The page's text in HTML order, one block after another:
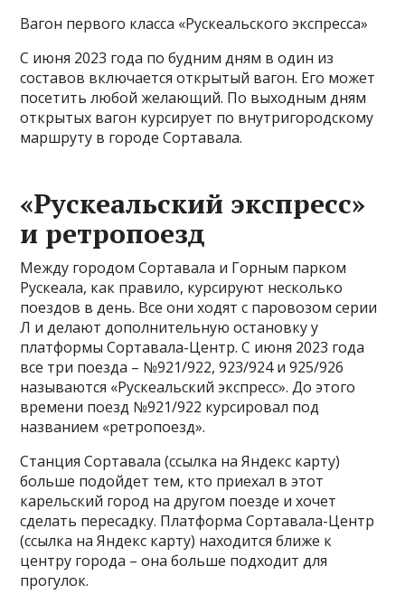
Вагон первого класса «Рускеальского экспресса»
С июня 2023 года по будним дням в один из
составов включается открытый вагон. Его может
посетить любой желающий. По выходным дням
открытых вагон курсирует по внутригородскому
маршруту в городе Сортавала.
«Рускеальский экспресс»
и ретропоезд
Между городом Сортавала и Горным парком
Рускеала, как правило, курсируют несколько
поездов в день. Все они ходят с паровозом серии
Л и делают дополнительную остановку у
платформы Сортавала-Центр. С июня 2023 года
все три поезда – №921/922, 923/924 и 925/926
называются «Рускеальский экспресс». До этого
времени поезд №921/922 курсировал под
названием «ретропоезд».
Станция Сортавала (ссылка на Яндекс карту)
больше подойдет тем, кто приехал в этот
карельский город на другом поезде и хочет
сделать пересадку. Платформа Сортавала-Центр
(ссылка на Яндекс карту) находится ближе к
центру города – она больше подходит для
прогулок.